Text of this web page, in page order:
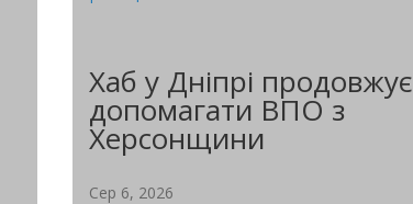
Хаб у Дніпрі продовжує
допомагати ВПО з
Херсонщини
Сер 6, 2026